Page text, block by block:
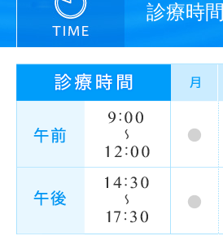
診療時間